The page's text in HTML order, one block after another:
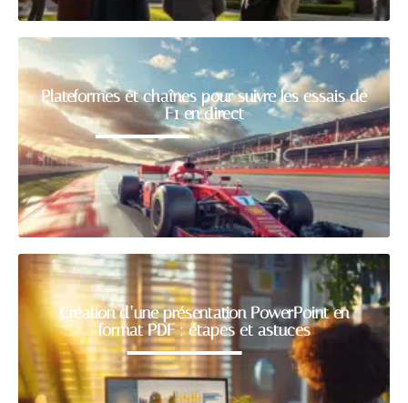
Plateformes et chaînes pour suivre les essais de
F1 en direct
Création d’une présentation PowerPoint en
format PDF : étapes et astuces